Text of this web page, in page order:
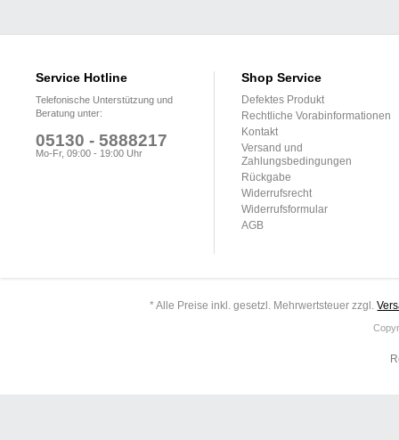
Service Hotline
Telefonische Unterstützung und
Beratung unter:
05130 - 5888217
Mo-Fr, 09:00 - 19:00 Uhr
Shop Service
Defektes Produkt
Rechtliche Vorabinformationen
Kontakt
Versand und
Zahlungsbedingungen
Rückgabe
Widerrufsrecht
Widerrufsformular
AGB
* Alle Preise inkl. gesetzl. Mehrwertsteuer zzgl.